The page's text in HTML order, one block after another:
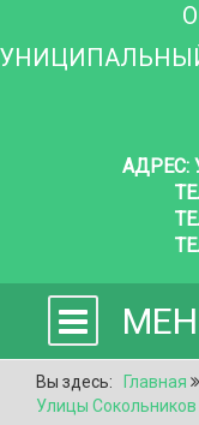
АДРЕС:
Вы здесь: Главная
Улицы Сокольников